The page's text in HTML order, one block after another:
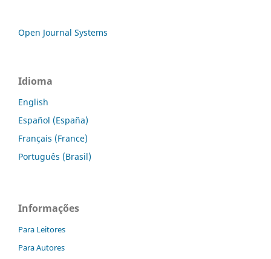
Open Journal Systems
Idioma
English
Español (España)
Français (France)
Português (Brasil)
Informações
Para Leitores
Para Autores